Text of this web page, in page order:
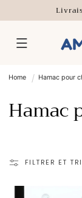
AU
Home Hamac pour
C
l
Hamac
FILTRER ET